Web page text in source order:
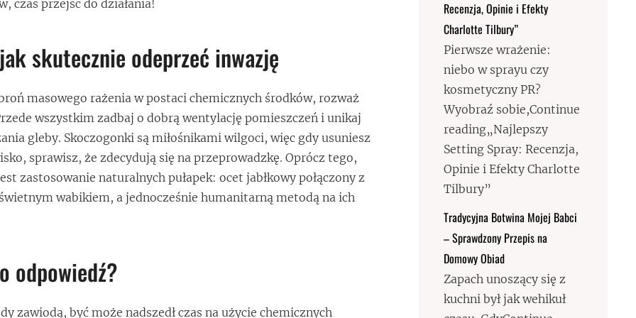
czas przejść do działania!
skutecznie odeprzeć inwazję
masowego rażenia w postaci chemicznych środków, rozważ
wszystkim zadbaj o dobrą wentylację pomieszczeń i unikaj
gleby. Skoczogonki są miłośnikami wilgoci, więc gdy usuniesz
sprawisz, że zdecydują się na przeprowadzkę. Oprócz tego,
zastosowanie naturalnych pułapek: ocet jabłkowy połączony z
wabikiem, a jednocześnie humanitarną metodą na ich
odpowiedź?
zawiodą, być może nadszedł czas na użycie chemicznych
Recenzja, Opinie i Efekty
Charlotte Tilbury”
Pierwsze wrażenie:
niebo w sprayu czy
kosmetyczny PR?
Wyobraź sobie,Continue
reading„Najlepszy
Setting Spray: Recenzja,
Opinie i Efekty Charlotte
Tilbury”
Tradycyjna Botwina Mojej Babci
– Sprawdzony Przepis na
Domowy Obiad
Zapach unoszący się z
kuchni był jak wehikuł